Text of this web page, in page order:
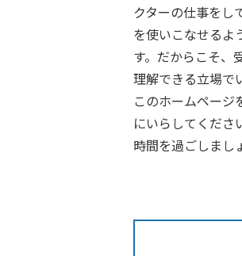
クターの仕事をし
を使いこなせるよ
す。だからこそ、
理解できる立場で
このホームページ
にいらしてくださ
時間を過ごしまし